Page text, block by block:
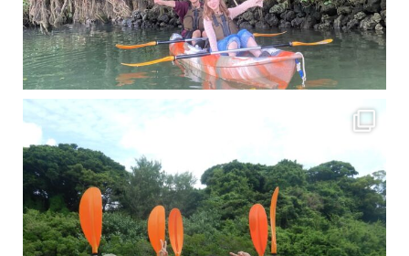
梅雨真っ只中の沖縄ですが 今日もカンカンに晴れてくれました！！
今日は満潮だっ